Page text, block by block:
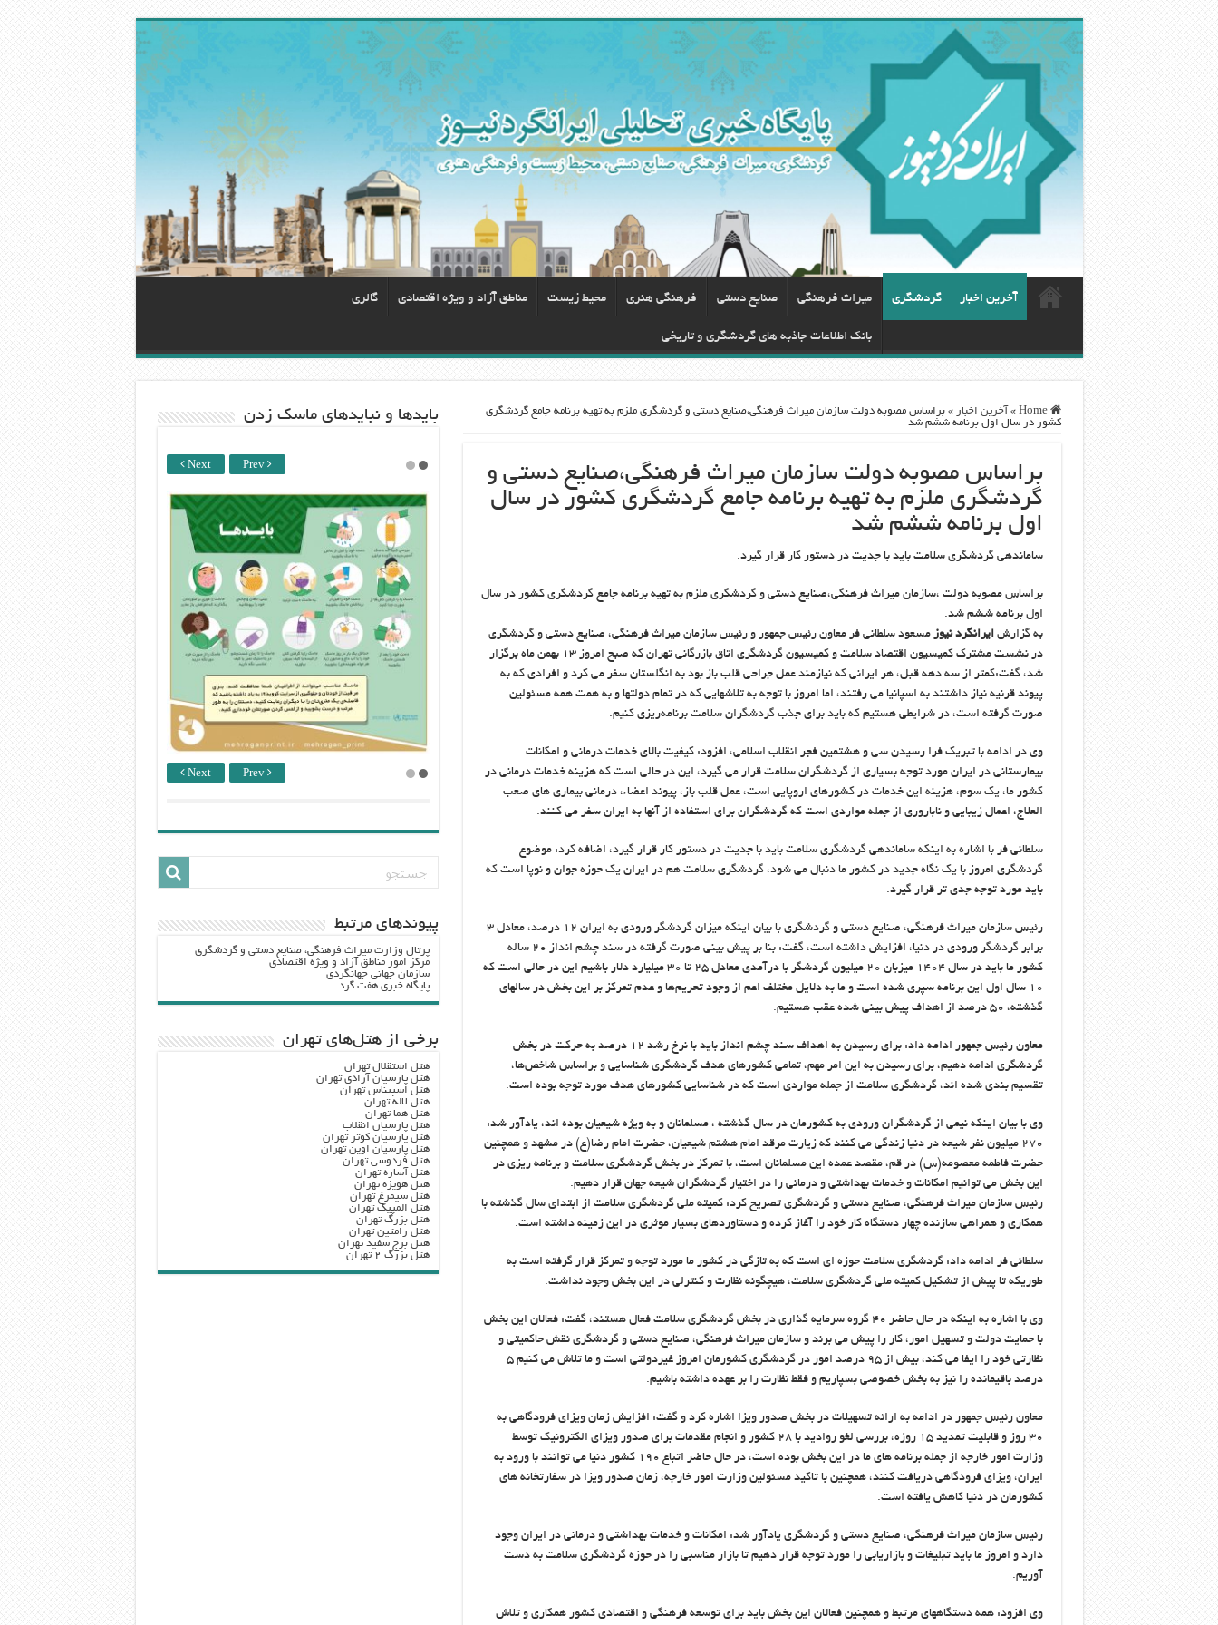
آخرین اخبار گردشگری ميراث فرهنگی صنایع دستی فرهنگی هنری محيط زيست مناطق آزاد و ویژه اقتصادی گالری
بانک اطلاعات جاذبه های گردشگری و تاریخی
Home
» آخرین اخبار » براساس مصوبه دولت سازمان میراث فرهنگی،صنایع دستی و گردشگری ملزم به تهیه برنامه جامع گردشگری
کشور در سال اول برنامه ششم شد
براساس مصوبه دولت سازمان میراث فرهنگی،صنایع دستی و
گردشگری ملزم به تهیه برنامه جامع گردشگری کشور در سال
اول برنامه ششم شد
ساماندهی گردشگری سلامت باید با جدیت در دستور کار قرار گیرد.
براساس مصوبه دولت ،سازمان میراث فرهنگی،صنایع دستی و گردشگری ملزم به تهیه برنامه جامع گردشگری کشور در سال
اول برنامه ششم شد.
به گزارشایرانگرد نیوز مسعود سلطانی فر معاون رئیس جمهور و رئیس سازمان میراث فرهنگی، صنایع دستی و گردشگری
در نشست مشترک کمیسیون اقتصاد سلامت و کمیسیون گردشگری اتاق بازرگانی تهران که صبح امروز ۱۳ بهمن ماه برگزار
شد، گفت:کمتر از سه دهه قبل، هر ایرانی که نیازمند عمل جراحی قلب باز بود به انگلستان سفر می کرد و افرادی که به
پیوند قرنیه نیاز داشتند به اسپانیا می رفتند، اما امروز با توجه به تلاشهایی که در تمام دولتها و به همت همه مسئولین
صورت گرفته است، در شرایطی هستیم که باید برای جذب گردشگران سلامت برنامه‌ریزی کنیم.
وی در ادامه با تبریک فرا رسیدن سی و هشتمین فجر انقلاب اسلامی، افزود: کیفیت بالای خدمات درمانی و امکانات
بیمارستانی در ایران مورد توجه بسیاری از گردشگران سلامت قرار می گیرد، این در حالی است که هزینه خدمات درمانی در
کشور ما، یک سوم، هزینه این خدمات در کشورهای اروپایی است، عمل قلب باز، پیوند اعضاء، درمانی بیماری های صعب
العلاج، اعمال زیبایی و ناباروری از جمله مواردی است که گردشگران برای استفاده از آنها به ایران سفر می کنند.
سلطانی فر با اشاره به اینکه ساماندهی گردشگری سلامت باید با جدیت در دستور کار قرار گیرد، اضافه کرد: موضوع
گردشگری امروز با یک نگاه جدید در کشور ما دنبال می شود، گردشگری سلامت هم در ایران یک حوزه جوان و نوپا است که
باید مورد توجه جدی تر قرار گیرد.
رئیس سازمان میراث فرهنگی، صنایع دستی و گردشگری با بیان اینکه میزان گردشگر ورودی به ایران ۱۲ درصد، معادل ۳
برابر گردشگر ورودی در دنیا، افزایش داشته است، گفت: بنا بر پیش بینی صورت گرفته در سند چشم انداز ۲۰ ساله
کشور ما باید در سال ۱۴۰۴ میزبان ۲۰ میلیون گردشگر با درآمدی معادل ۲۵ تا ۳۰ میلیارد دلار باشیم این در حالی است که
۱۰ سال اول این برنامه سپری شده است و ما به دلایل مختلف اعم از وجود تحریم‌ها و عدم تمرکز بر این بخش در سالهای
گذشته، ۵۰ درصد از اهداف پیش بینی شده عقب هستیم.
معاون رئیس جمهور ادامه داد: برای رسیدن به اهداف سند چشم انداز باید با نرخ رشد ۱۲ درصد به حرکت در بخش
گردشگری ادامه دهیم، برای رسیدن به این امر مهم، تمامی کشورهای هدف گردشگری شناسایی و براساس شاخص‌ها،
تقسیم بندی شده اند، گردشگری سلامت از جمله مواردی است که در شناسایی کشورهای هدف مورد توجه بوده است.
وی با بیان اینکه نیمی از گردشگران ورودی به کشورمان در سال گذشته ، مسلمانان و به ویژه شیعیان بوده اند، یادآور شد:
۲۷۰ میلیون نفر شیعه در دنیا زندگی می کنند که زیارت مرقد امام هشتم شیعیان، حضرت امام رضا(ع) در مشهد و همچنین
حضرت فاطمه معصومه(س) در قم، مقصد عمده این مسلمانان است، با تمرکز در بخش گردشگری سلامت و برنامه ریزی در
این بخش می توانیم امکانات و خدمات بهداشتی و درمانی را در اختیار گردشگران شیعه جهان قرار دهیم.
رئیس سازمان میراث فرهنگی، صنایع دستی و گردشگری تصریح کرد: کمیته ملی گردشگری سلامت از ابتدای سال گذشته با
همکاری و همراهی سازنده چهار دستگاه کار خود را آغاز کرده و دستاوردهای بسیار موثری در این زمینه داشته است.
سلطانی فر ادامه داد: گردشگری سلامت حوزه ای است که به تازگی در کشور ما مورد توجه و تمرکز قرار گرفته است به
طوریکه تا پیش از تشکیل کمیته ملی گردشگری سلامت، هیچگونه نظارت و کنترلی در این بخش وجود نداشت.
وی با اشاره به اینکه در حال حاضر ۴۰ گروه سرمایه گذاری در بخش گردشگری سلامت فعال هستند، گفت: فعالان این بخش
با حمایت دولت و تسهیل امور، کار را پیش می برند و سازمان میراث فرهنگی، صنایع دستی و گردشگری نقش حاکمیتی و
نظارتی خود را ایفا می کند، بیش از ۹۵ درصد امور در گردشگری کشورمان امروز غیردولتی است و ما تلاش می کنیم ۵
درصد باقیمانده را نیز به بخش خصوصی بسپاریم و فقط نظارت را بر عهده داشته باشیم.
معاون رئیس جمهور در ادامه به ارائه تسهیلات در بخش صدور ویزا اشاره کرد و گفت: افزایش زمان ویزای فرودگاهی به
۳۰ روز و قابلیت تمدید ۱۵ روزه، بررسی لغو روادید با ۲۸ کشور و انجام مقدمات برای صدور ویزای الکترونیک توسط
وزارت امور خارجه از جمله برنامه های ما در این بخش بوده است، در حال حاضر اتباع ۱۹۰ کشور دنیا می توانند با ورود به
ایران، ویزای فرودگاهی دریافت کنند، همچنین با تاکید مسئولین وزارت امور خارجه، زمان صدور ویزا در سفارتخانه های
کشورمان در دنیا کاهش یافته است.
رئیس سازمان میراث فرهنگی، صنایع دستی و گردشگری یادآور شد: امکانات و خدمات بهداشتی و درمانی در ایران وجود
دارد و امروز ما باید تبلیغات و بازاریابی را مورد توجه قرار دهیم تا بازار مناسبی را در حوزه گردشگری سلامت به دست
آوریم.
وی افزود: همه دستگاههای مرتبط و همچنین فعالان این بخش باید برای توسعه فرهنگی و اقتصادی کشور همکاری و تلاش
باید‌ها و نبایدهای ماسک زدن
Next Prev
Next Prev
پيوندهاي مرتبط
پرتال وزارت ميراث فرهنگي، صنایع دستی و گردشگري
مرکز امور مناطق آزاد و ویژه اقتصادی
سازمان جهانی جهانگردی
پایگاه خبری هفت گرد
برخی از هتل‌های تهران
هتل استقلال تهران
هتل پارسیان آزادی تهران
هتل اسپیناس تهران
هتل لاله تهران
هتل هما تهران
هتل پارسیان انقلاب
هتل پارسیان کوثر تهران
هتل پارسیان اوین تهران
هتل فردوسی تهران
هتل آساره تهران
هتل هویزه تهران
هتل سیمرغ تهران
هتل المپیک تهران
هتل بزرگ تهران
هتل رامتین تهران
هتل برج سفید تهران
هتل بزرگ ۲ تهران